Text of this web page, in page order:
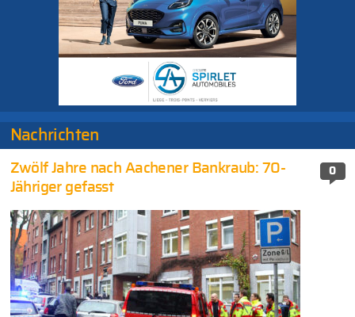
Nachrichten
0
Zwölf Jahre nach Aachener Bankraub: 70-
Jähriger gefasst